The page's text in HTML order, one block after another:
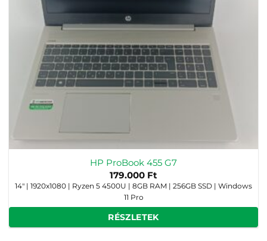
HP ProBook 455 G7
179.000 Ft
14" | 1920x1080 | Ryzen 5 4500U | 8GB RAM | 256GB SSD | Windows
11 Pro
RÉSZLETEK